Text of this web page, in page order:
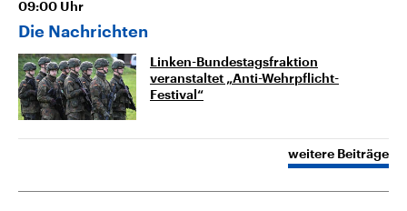
09:00 Uhr
Die Nachrichten
Linken-Bundestagsfraktion
veranstaltet „Anti-Wehrpflicht-
Festival“
weitere Beiträge